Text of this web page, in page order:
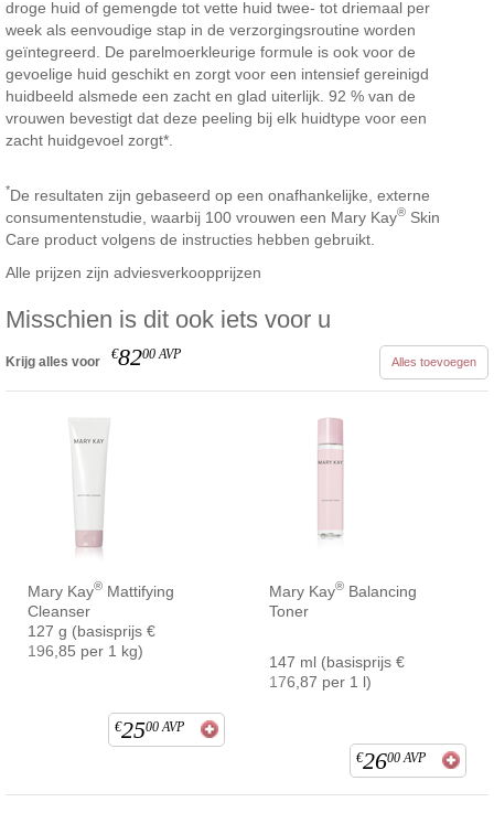
droge huid of gemengde tot vette huid twee- tot driemaal per
week als eenvoudige stap in de verzorgingsroutine worden
geïntegreerd. De parelmoerkleurige formule is ook voor de
gevoelige huid geschikt en zorgt voor een intensief gereinigd
huidbeeld alsmede een zacht en glad uiterlijk. 92 % van de
vrouwen bevestigt dat deze peeling bij elk huidtype voor een
zacht huidgevoel zorgt*.
*De resultaten zijn gebaseerd op een onafhankelijke, externe
consumentenstudie, waarbij 100 vrouwen een Mary Kay® Skin
Care product volgens de instructies hebben gebruikt.
Alle prijzen zijn adviesverkoopprijzen
Misschien is dit ook iets voor u
Krijg alles voor €8200 AVP Alles toevoegen
Mary Kay® Mattifying
Cleanser
127 g (basisprijs €
196,85 per 1 kg)
€2500 AVP
Mary Kay® Balancing
Toner
147 ml (basisprijs €
176,87 per 1 l)
€2600 AVP